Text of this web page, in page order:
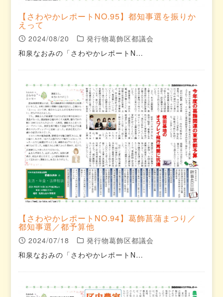
【さわやかレポートNO.95】都知事選を振りか
えって
2024/08/20
発行物葛飾区都議会
和泉なおみの「さわやかレポートN…
【さわやかレポートNO.94】葛飾菖蒲まつり／
都知事選／都予算他
2024/07/18
発行物葛飾区都議会
和泉なおみの「さわやかレポートN…